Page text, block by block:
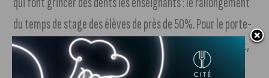
du temps de stage des élèves de près de 50%. Pour le porte-
parole du SNES-FSU de l’académie de Dijon, Fabien Clément,
cette réforme permet de faire « des économies sur le dos